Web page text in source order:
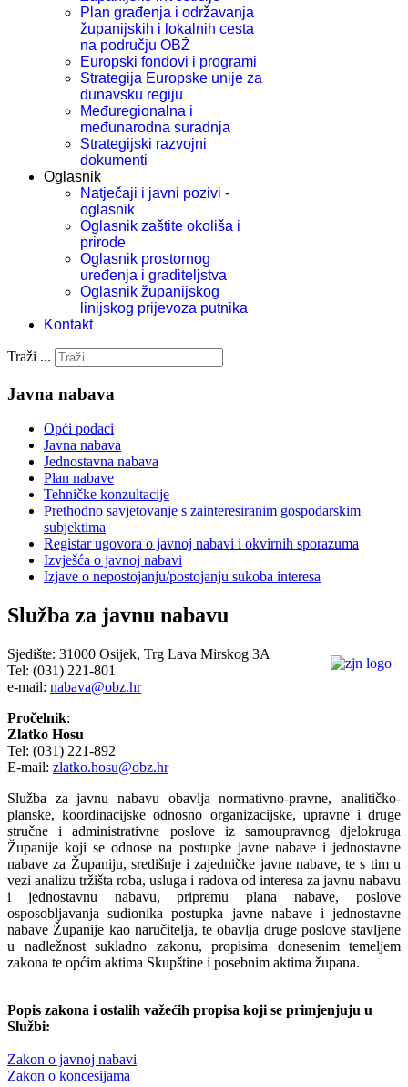
Plan građenja i održavanja
županijskih i lokalnih cesta
na području OBŽ
Europski fondovi i programi
Strategija Europske unije za
dunavsku regiju
Međuregionalna i
međunarodna suradnja
Strategijski razvojni
dokumenti
Oglasnik
Natječaji i javni pozivi -
oglasnik
Oglasnik zaštite okoliša i
prirode
Oglasnik prostornog
uređenja i graditeljstva
Oglasnik županijskog
linijskog prijevoza putnika
Kontakt
Traži ...
Javna nabava
Opći podaci
Javna nabava
Jednostavna nabava
Plan nabave
Tehničke konzultacije
Prethodno savjetovanje s zainteresiranim gospodarskim
subjektima
Registar ugovora o javnoj nabavi i okvirnih sporazuma
Izvješća o javnoj nabavi
Izjave o nepostojanju/postojanju sukoba interesa
Služba za javnu nabavu
Sjedište: 31000 Osijek, Trg Lava Mirskog 3A
Tel: (031) 221-801
e-mail: nabava@obz.hr
Pročelnik:
Zlatko Hosu
Tel: (031) 221-892
E-mail: zlatko.hosu@obz.hr
Služba za javnu nabavu obavlja normativno-pravne, analitičko-
planske, koordinacijske odnosno organizacijske, upravne i druge
stručne i administrativne poslove iz samoupravnog djelokruga
Županije koji se odnose na postupke javne nabave i jednostavne
nabave za Županiju, središnje i zajedničke javne nabave, te s tim u
vezi analizu tržišta roba, usluga i radova od interesa za javnu nabavu
i jednostavnu nabavu, pripremu plana nabave, poslove
osposobljavanja sudionika postupka javne nabave i jednostavne
nabave Županije kao naručitelja, te obavlja druge poslove stavljene
u nadležnost sukladno zakonu, propisima donesenim temeljem
zakona te općim aktima Skupštine i posebnim aktima župana.
Popis zakona i ostalih važećih propisa koji se primjenjuju u
Službi:
Zakon o javnoj nabavi
Zakon o koncesijama